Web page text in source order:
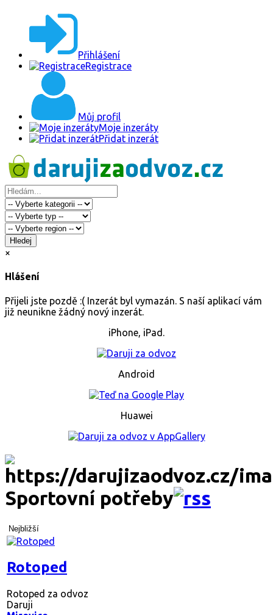
Přihlášení
Registrace
Můj profil
Moje inzeráty
Přidat inzerát
Hledej
×
Hlášení
Přijeli jste pozdě :( Inzerát byl vymazán. S naší aplikací vám
již neunikne žádný nový inzerát.
iPhone, iPad.
Android
Huawei
Sportovní potřeby
Nejbližší
Rotoped
Rotoped za odvoz
Daruji